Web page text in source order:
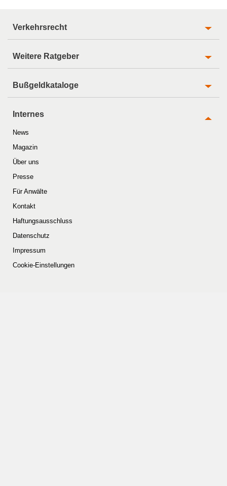
Verkehrsrecht
Weitere Ratgeber
Bußgeldkataloge
Internes
News
Magazin
Über uns
Presse
Für Anwälte
Kontakt
Haftungsausschluss
Datenschutz
Impressum
Cookie-Einstellungen